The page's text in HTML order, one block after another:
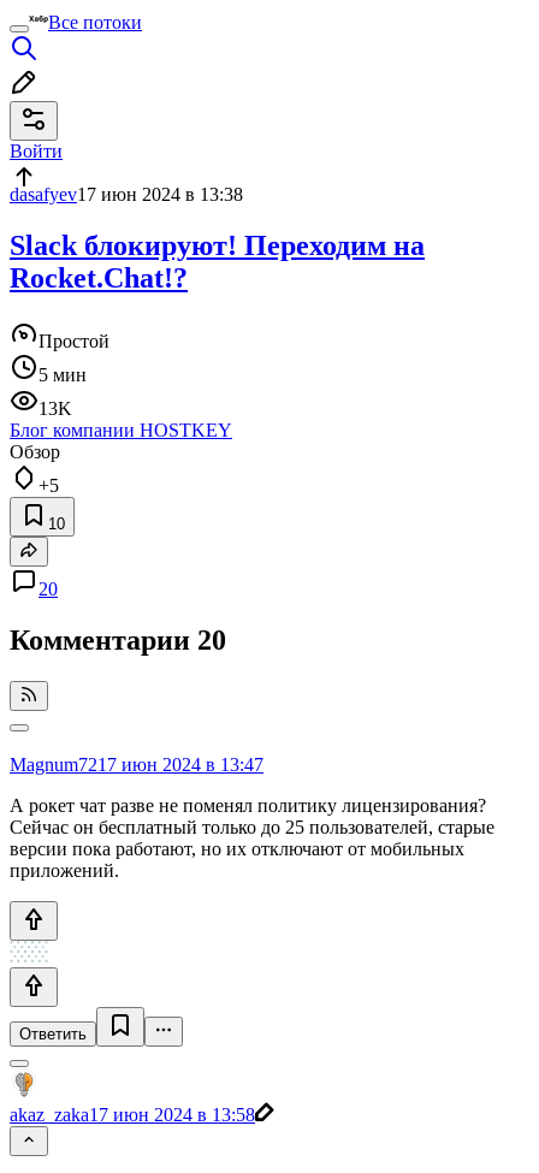
Все потоки
Войти
dasafyev17 июн 2024 в 13:38
Slack блокируют! Переходим на
Rocket.Chat!?
Простой
5 мин
13K
Блог компании HOSTKEY
Обзор
+5
10
20
Комментарии 20
Magnum7217 июн 2024 в 13:47
А рокет чат разве не поменял политику лицензирования?
Сейчас он бесплатный только до 25 пользователей, старые
версии пока работают, но их отключают от мобильных
приложений.
Ответить
akaz_zaka17 июн 2024 в 13:58